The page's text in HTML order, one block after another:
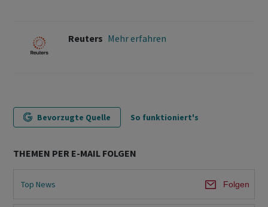
Reuters Mehr erfahren
Bevorzugte Quelle So funktioniert's
THEMEN PER E-MAIL FOLGEN
Top News Folgen